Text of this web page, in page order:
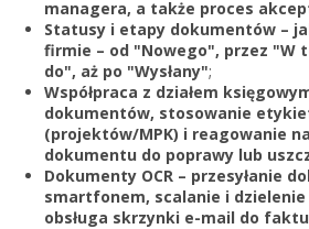
managera, a także proces
Statusy i etapy dokumentów –
firmie – od "Nowego", przez "W
do", aż po "Wysłany";
Współpraca z działem
dokumentów, stosowanie
(projektów/MPK) i reagowanie
dokumentu do poprawy lub
Dokumenty OCR – przesyłanie
smartfonem, scalanie i
obsługa skrzynki e-mail do